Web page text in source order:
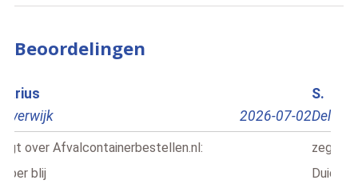
Beoordelingen
S.
Delft
2026-06-10
zegt overAfvalcontainerbestellen.nl
Duidelijke en makkelijk navigeerbare website, goede